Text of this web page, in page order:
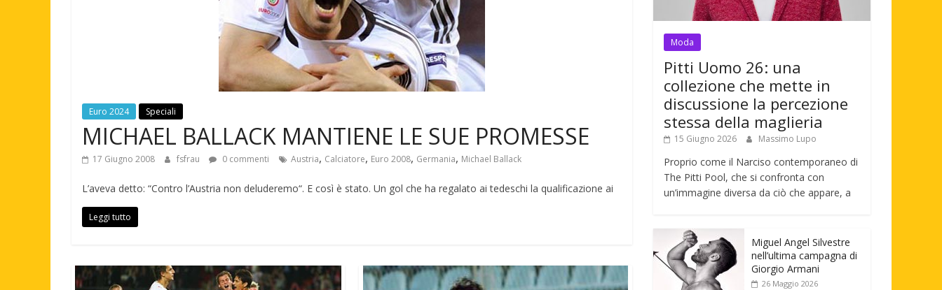
Euro 2024 Speciali
MICHAEL BALLACK MANTIENE LE SUE PROMESSE
17 Giugno 2008 fsfrau 0 commenti Austria, Calciatore, Euro 2008, Germania, Michael Ballack
L’aveva detto: “Contro l’Austria non deluderemo“. E così è stato. Un gol che ha regalato ai tedeschi la qualificazione ai
Leggi tutto
Moda
Pitti Uomo 26: una
collezione che mette in
discussione la percezione
stessa della maglieria
15 Giugno 2026 Massimo Lupo
Proprio come il Narciso contemporaneo di
The Pitti Pool, che si confronta con
un’immagine diversa da ciò che appare, a
Miguel Angel Silvestre
nell’ultima campagna di
Giorgio Armani
26 Maggio 2026